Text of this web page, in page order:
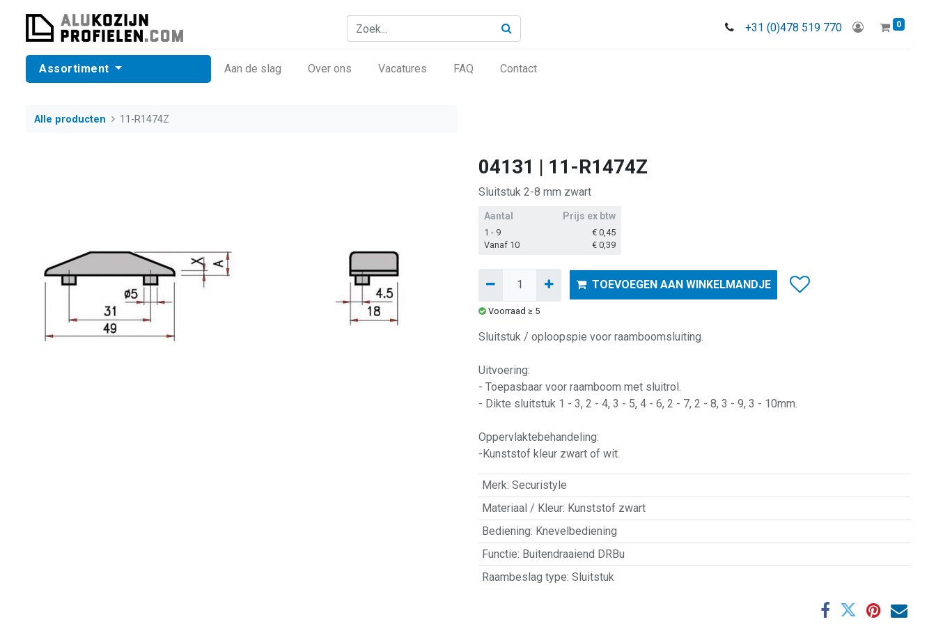
+31 (0)478 519 770 0
Assortiment ​Aan de slag Over ons Vacatures FAQ Contact
Alle producten 11-R1474Z
04131 | 11-R1474Z
Sluitstuk 2-8 mm zwart
Aantal Prijs ex btw
1 - 9 € 0,45
Vanaf 10
€ 0,39
TOEVOEGEN AAN WINKELMANDJE
Voorraad ≥ 5
Sluitstuk / oploopspie voor raamboomsluiting.
Uitvoering:
- Toepasbaar voor raamboom met sluitrol.
- Dikte sluitstuk 1 - 3, 2 - 4, 3 - 5, 4 - 6, 2 - 7, 2 - 8, 3 - 9, 3 - 10mm.
Oppervlaktebehandeling:
-Kunststof kleur zwart of wit.
Merk: Securistyle
Materiaal / Kleur: Kunststof zwart
Bediening: Knevelbediening
Functie: Buitendraaiend DRBu
Raambeslag type: Sluitstuk